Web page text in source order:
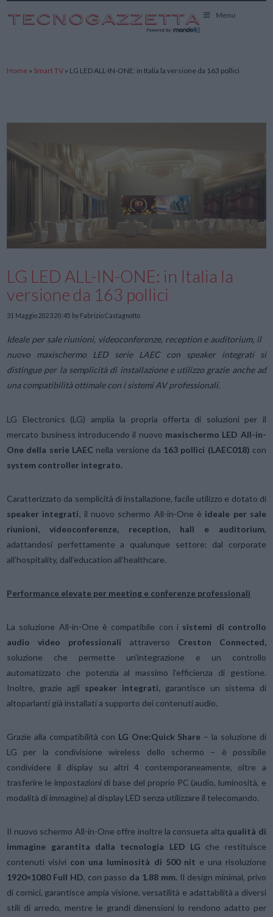
Menu
Home » Smart TV » LG LED ALL-IN-ONE: in Italia la versione da 163 pollici
LG LED ALL-IN-ONE: in Italia la
versione da 163 pollici
31 Maggio 2023 20:45 by Fabrizio Castagnotto
Ideale per sale riunioni, videoconferenze, reception e auditorium, il
nuovo maxischermo LED serie LAEC con speaker integrati si
distingue per la semplicità di installazione e utilizzo grazie anche ad
una compatibilità ottimale con i sistemi AV professionali.
LG Electronics (LG) amplia la propria offerta di soluzioni per il
mercato business introducendo il nuovo maxischermo LED All-in-
One della serie LAEC nella versione da 163 pollici (LAEC018) con
system controller integrato.
Caratterizzato da semplicità di installazione, facile utilizzo e dotato di
speaker integrati, il nuovo schermo All-in-One è ideale per sale
riunioni, videoconferenze, reception, hall e auditorium,
adattandosi perfettamente a qualunque settore: dal corporate
all’hospitality, dall’education all’healthcare.
Performance elevate per meeting e conferenze professionali
La soluzione All-in-One è compatibile con i sistemi di controllo
audio video professionali attraverso Creston Connected,
soluzione che permette un’integrazione e un controllo
automatizzato che potenzia al massimo l’efficienza di gestione.
Inoltre, grazie agli speaker integrati, garantisce un sistema di
altoparlanti già installati a supporto dei contenuti audio.
Grazie alla compatibilità con LG One:Quick Share – la soluzione di
LG per la condivisione wireless dello schermo – è possibile
condividere il display su altri 4 contemporaneamente, oltre a
trasferire le impostazioni di base del proprio PC (audio, luminosità, e
modalità di immagine) al display LED senza utilizzare il telecomando.
Il nuovo schermo All-in-One offre inoltre la consueta alta qualità di
immagine garantita dalla tecnologia LED LG che restituisce
contenuti visivi con una luminosità di 500 nit e una risoluzione
1920×1080 Full HD, con passo da 1.88 mm.Il design minimal, privo
di cornici, garantisce ampia visione, versatilità e adattabilità a diversi
stili di arredo, mentre le grandi dimensioni lo rendono adatto per